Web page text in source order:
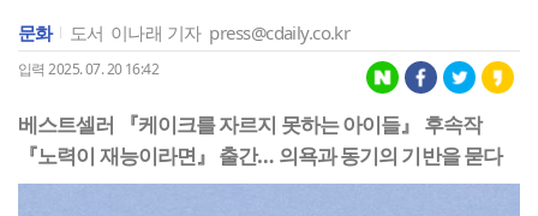
문화 도서 이나래 기자 press@cdaily.co.kr
입력 2025. 07. 20 16:42
베스트셀러 『케이크를 자르지 못하는 아이들』 후속작
『노력이 재능이라면』 출간… 의욕과 동기의 기반을 묻다